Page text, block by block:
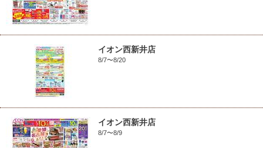
イオン西新井店
8/7〜8/20
イオン西新井店
8/7〜8/9